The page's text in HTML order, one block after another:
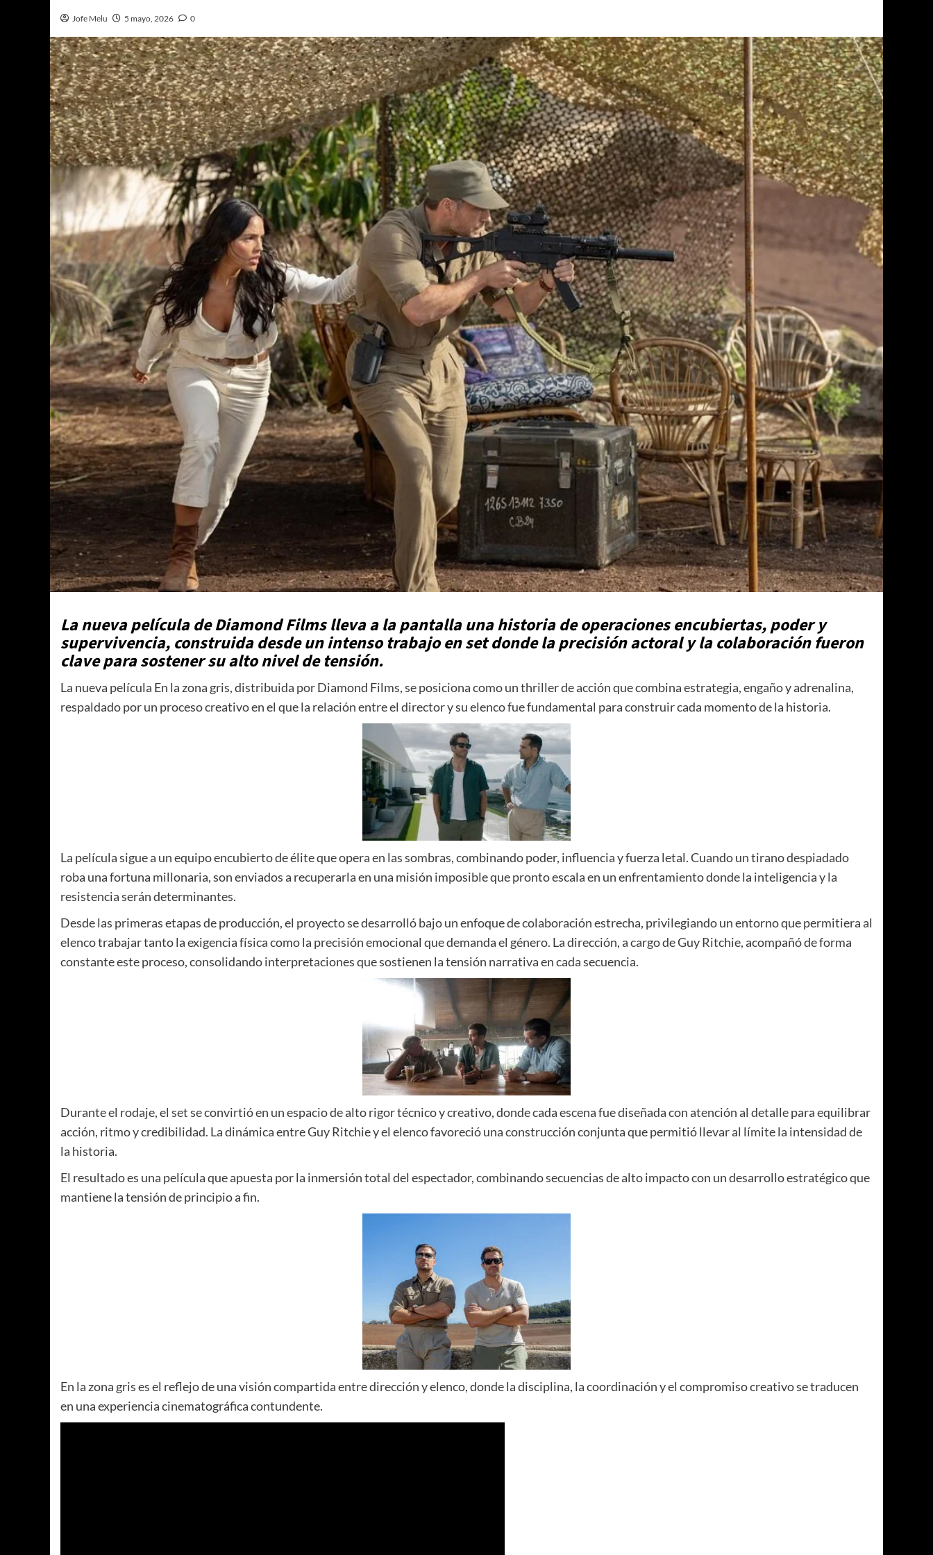
Jofe Melu 5 mayo, 2026 0
La nueva película de Diamond Films lleva a la pantalla una historia de operaciones encubiertas, poder y
supervivencia, construida desde un intenso trabajo en set donde la precisión actoral y la colaboración fueron
clave para sostener su alto nivel de tensión.
La nueva película En la zona gris, distribuida por Diamond Films, se posiciona como un thriller de acción que combina estrategia, engaño y adrenalina,
respaldado por un proceso creativo en el que la relación entre el director y su elenco fue fundamental para construir cada momento de la historia.
La película sigue a un equipo encubierto de élite que opera en las sombras, combinando poder, influencia y fuerza letal. Cuando un tirano despiadado
roba una fortuna millonaria, son enviados a recuperarla en una misión imposible que pronto escala en un enfrentamiento donde la inteligencia y la
resistencia serán determinantes.
Desde las primeras etapas de producción, el proyecto se desarrolló bajo un enfoque de colaboración estrecha, privilegiando un entorno que permitiera al
elenco trabajar tanto la exigencia física como la precisión emocional que demanda el género. La dirección, a cargo de Guy Ritchie, acompañó de forma
constante este proceso, consolidando interpretaciones que sostienen la tensión narrativa en cada secuencia.
Durante el rodaje, el set se convirtió en un espacio de alto rigor técnico y creativo, donde cada escena fue diseñada con atención al detalle para equilibrar
acción, ritmo y credibilidad. La dinámica entre Guy Ritchie y el elenco favoreció una construcción conjunta que permitió llevar al límite la intensidad de
la historia.
El resultado es una película que apuesta por la inmersión total del espectador, combinando secuencias de alto impacto con un desarrollo estratégico que
mantiene la tensión de principio a fin.
En la zona gris es el reflejo de una visión compartida entre dirección y elenco, donde la disciplina, la coordinación y el compromiso creativo se traducen
en una experiencia cinematográfica contundente.